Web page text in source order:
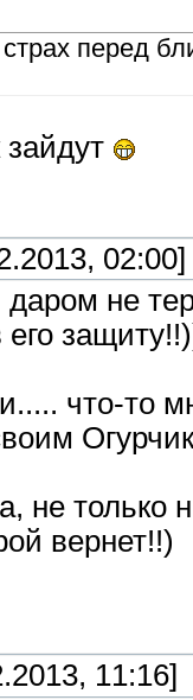
перед
02:00]
не
что-то
не только
вернет!!)
11:16]